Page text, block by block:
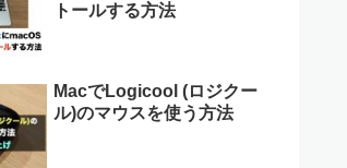
トールする方法
MacでLogicool (ロジクー
ル)のマウスを使う方法